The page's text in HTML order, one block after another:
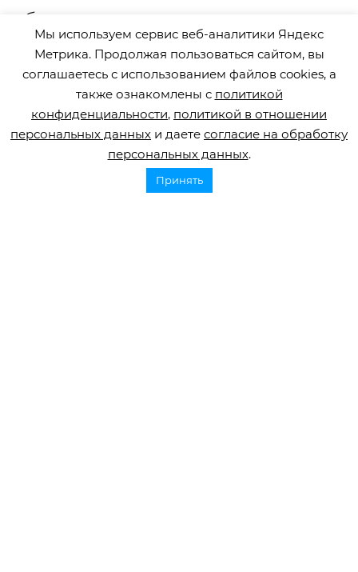
общество
Поделиться
Мы используем сервис веб-аналитики Яндекс
Метрика. Продолжая пользоваться сайтом, вы
соглашаетесь с использованием файлов cookies, а
также ознакомлены с политикой
конфиденциальности, политикой в отношении
персональных данных и даете согласие на обработку
персональных данных.
Принять